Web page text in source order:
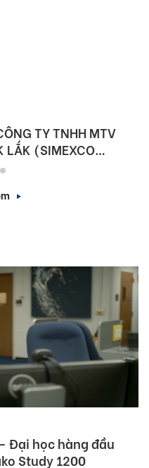
TY TNHH MTV
LẮK (SIMEXCO
Đại học hàng đầu
Study 1200